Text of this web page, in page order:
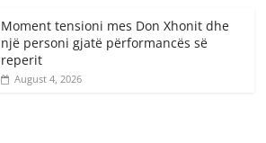
Moment tensioni mes Don Xhonit dhe
një personi gjatë përformancës së
reperit
August 4, 2026